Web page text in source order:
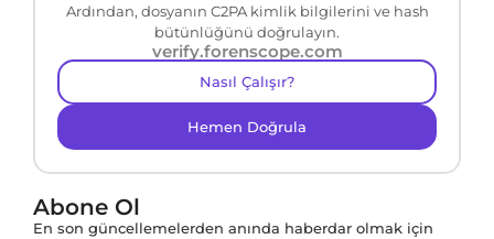
Ardından, dosyanın C2PA kimlik bilgilerini ve hash
bütünlüğünü doğrulayın.
verify.forenscope.com
Nasıl Çalışır?
Hemen Doğrula
Abone Ol
En son güncellemelerden anında haberdar olmak için